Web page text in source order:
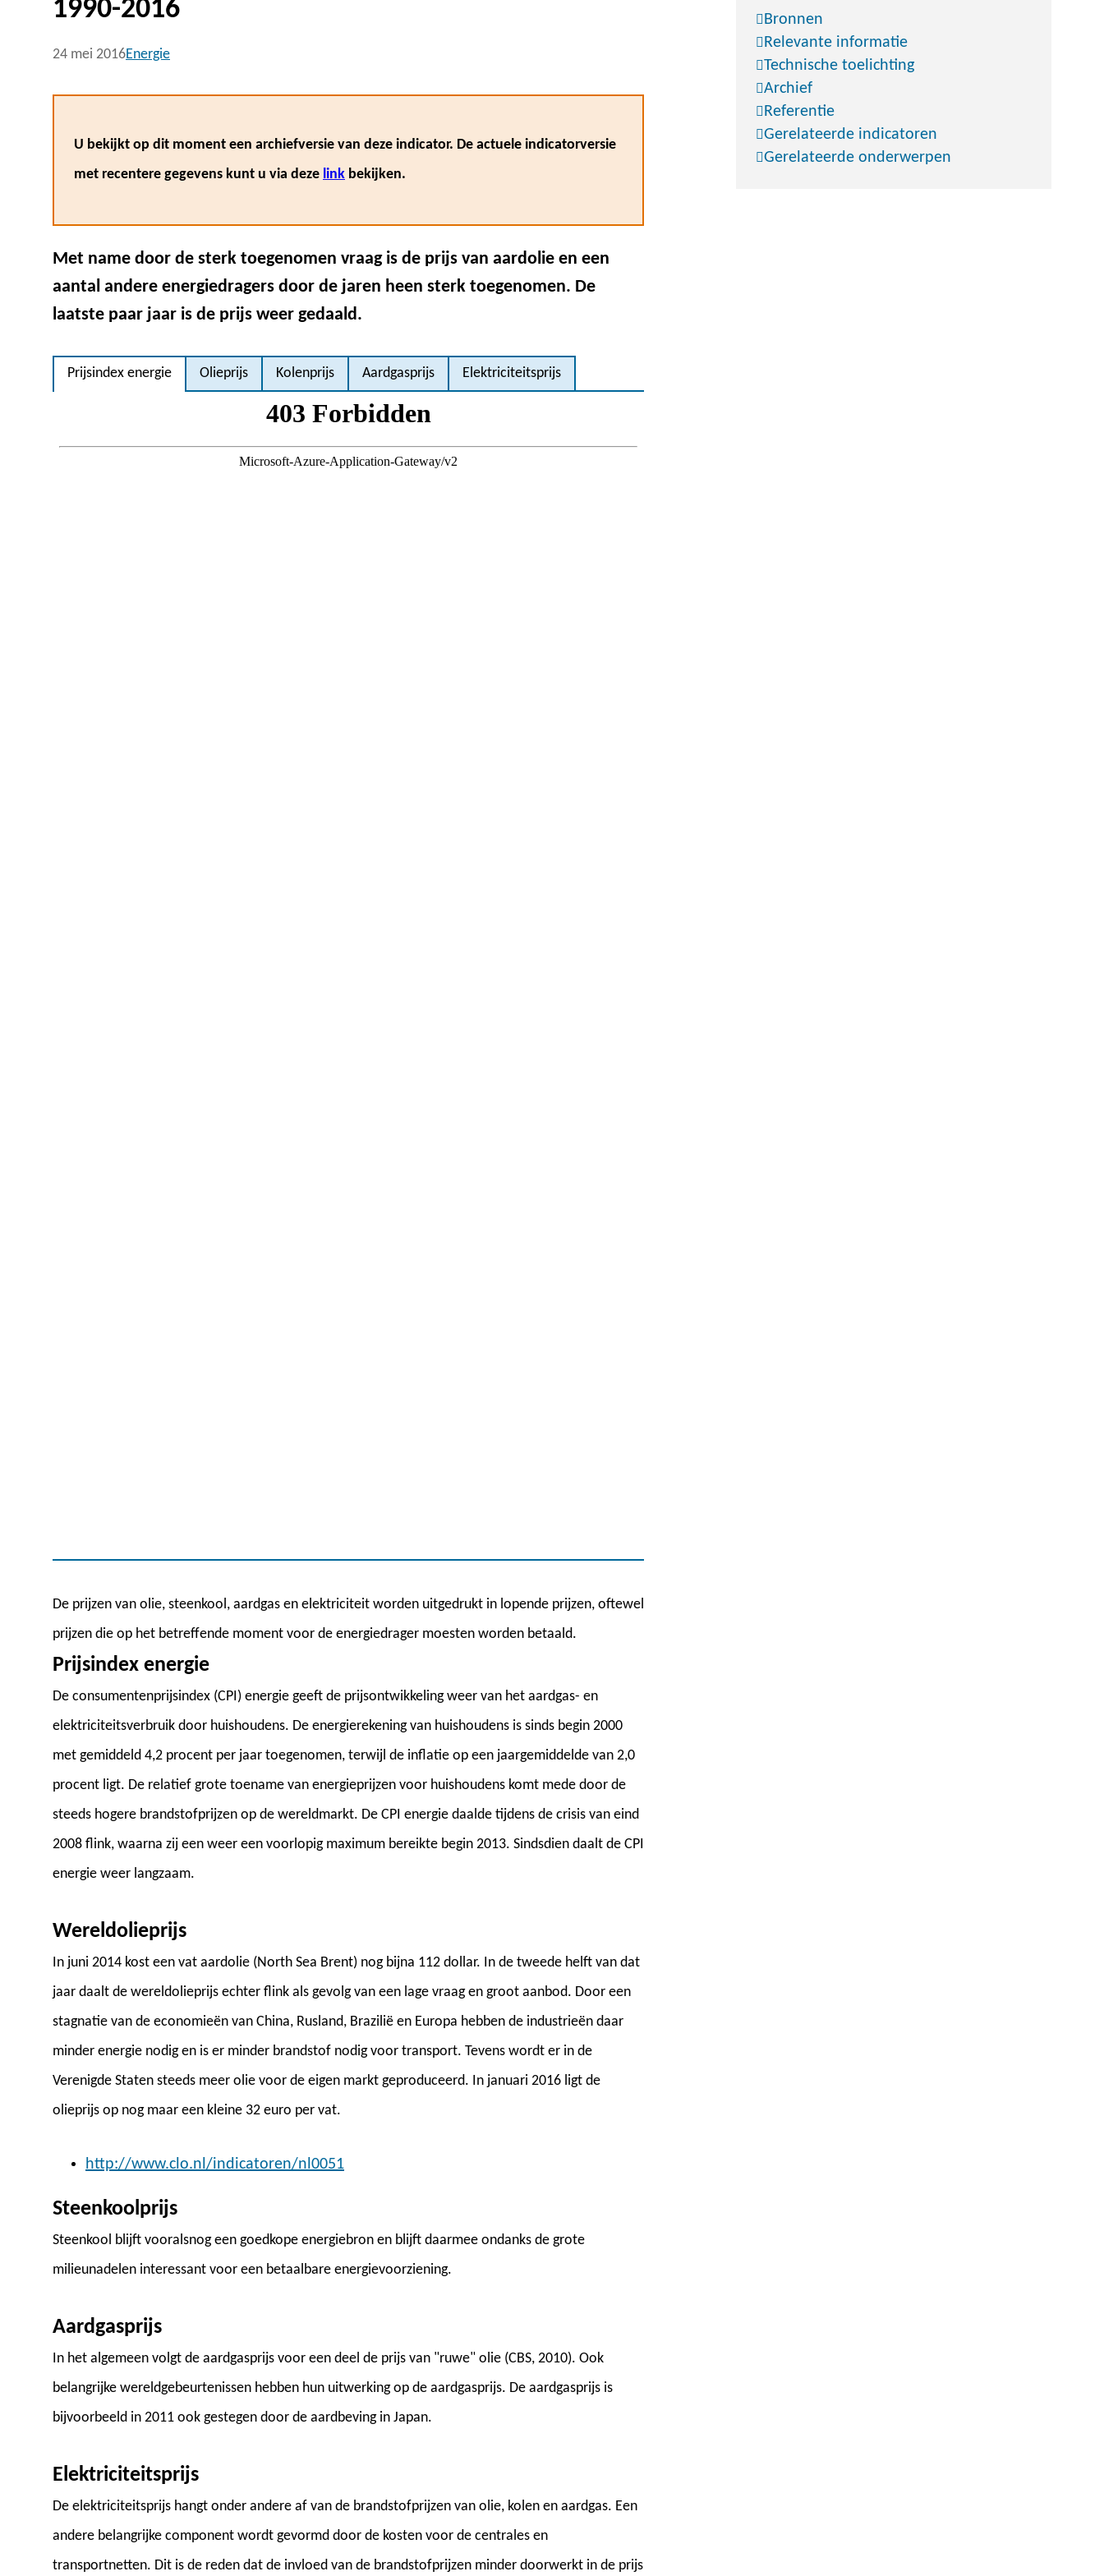
1990-2016
24 mei 2016Energie
Bronnen
Relevante informatie
Technische toelichting
Archief
Referentie
Gerelateerde indicatoren
Gerelateerde onderwerpen
U bekijkt op dit moment een archiefversie van deze indicator. De actuele indicatorversie
met recentere gegevens kunt u via deze link bekijken.
Met name door de sterk toegenomen vraag is de prijs van aardolie en een
aantal andere energiedragers door de jaren heen sterk toegenomen. De
laatste paar jaar is de prijs weer gedaald.
Prijsindex energie Olieprijs Kolenprijs Aardgasprijs Elektriciteitsprijs
De prijzen van olie, steenkool, aardgas en elektriciteit worden uitgedrukt in lopende prijzen, oftewel
prijzen die op het betreffende moment voor de energiedrager moesten worden betaald.
Prijsindex energie
De consumentenprijsindex (CPI) energie geeft de prijsontwikkeling weer van het aardgas- en
elektriciteitsverbruik door huishoudens. De energierekening van huishoudens is sinds begin 2000
met gemiddeld 4,2 procent per jaar toegenomen, terwijl de inflatie op een jaargemiddelde van 2,0
procent ligt. De relatief grote toename van energieprijzen voor huishoudens komt mede door de
steeds hogere brandstofprijzen op de wereldmarkt. De CPI energie daalde tijdens de crisis van eind
2008 flink, waarna zij een weer een voorlopig maximum bereikte begin 2013. Sindsdien daalt de CPI
energie weer langzaam.
Wereldolieprijs
In juni 2014 kost een vat aardolie (North Sea Brent) nog bijna 112 dollar. In de tweede helft van dat
jaar daalt de wereldolieprijs echter flink als gevolg van een lage vraag en groot aanbod. Door een
stagnatie van de economieën van China, Rusland, Brazilië en Europa hebben de industrieën daar
minder energie nodig en is er minder brandstof nodig voor transport. Tevens wordt er in de
Verenigde Staten steeds meer olie voor de eigen markt geproduceerd. In januari 2016 ligt de
olieprijs op nog maar een kleine 32 euro per vat.
http://www.clo.nl/indicatoren/nl0051
Steenkoolprijs
Steenkool blijft vooralsnog een goedkope energiebron en blijft daarmee ondanks de grote
milieunadelen interessant voor een betaalbare energievoorziening.
Aardgasprijs
In het algemeen volgt de aardgasprijs voor een deel de prijs van "ruwe" olie (CBS, 2010). Ook
belangrijke wereldgebeurtenissen hebben hun uitwerking op de aardgasprijs. De aardgasprijs is
bijvoorbeeld in 2011 ook gestegen door de aardbeving in Japan.
Elektriciteitsprijs
De elektriciteitsprijs hangt onder andere af van de brandstofprijzen van olie, kolen en aardgas. Een
andere belangrijke component wordt gevormd door de kosten voor de centrales en
transportnetten. Dit is de reden dat de invloed van de brandstofprijzen minder doorwerkt in de prijs